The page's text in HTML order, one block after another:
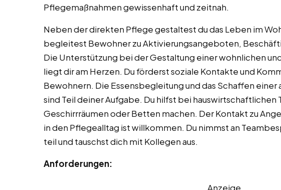
Pflegemaßnahmen gewissenhaft und zeitnah.
Neben der direkten Pflege gestaltest du das Leben im
begleitest Bewohner zu Aktivierungsangeboten,
Die Unterstützung bei der Gestaltung einer wohnlichen
liegt dir am Herzen. Du förderst soziale Kontakte und
Bewohnern. Die Essensbegleitung und das Schaffen
sind Teil deiner Aufgabe. Du hilfst bei
Geschirrräumen oder Betten machen. Der Kontakt zu
in den Pflegealltag ist willkommen. Du nimmst an
teil und tauschst dich mit Kollegen aus.
Anforderungen:
Anzeige